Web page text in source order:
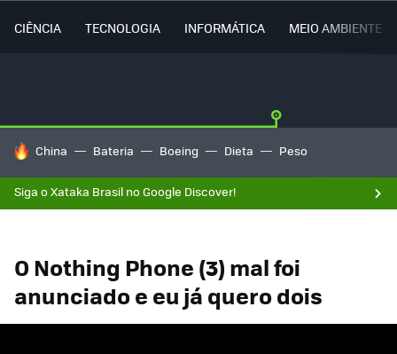
CIÊNCIA TECNOLOGIA INFORMÁTICA MEIO AMBIENTE
TENDÊNCIAS DO DIA
China Bateria Boeing Dieta Peso
Siga o Xataka Brasil no Google Discover!
O Nothing Phone (3) mal foi
anunciado e eu já quero dois